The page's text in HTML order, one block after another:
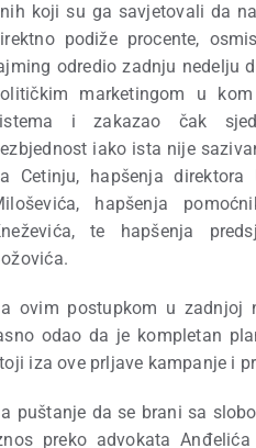
koji su ga savjetovali da
podiže procente,
odredio zadnju nedelju
marketingom u
i zakazao čak
iako ista nije
Cetinju, hapšenja
hapšenja
te hapšenja
ovim postupkom u zadnjoj
odao da je kompletan
iza ove prljave kampanje i
puštanje da se brani sa
preko advokata